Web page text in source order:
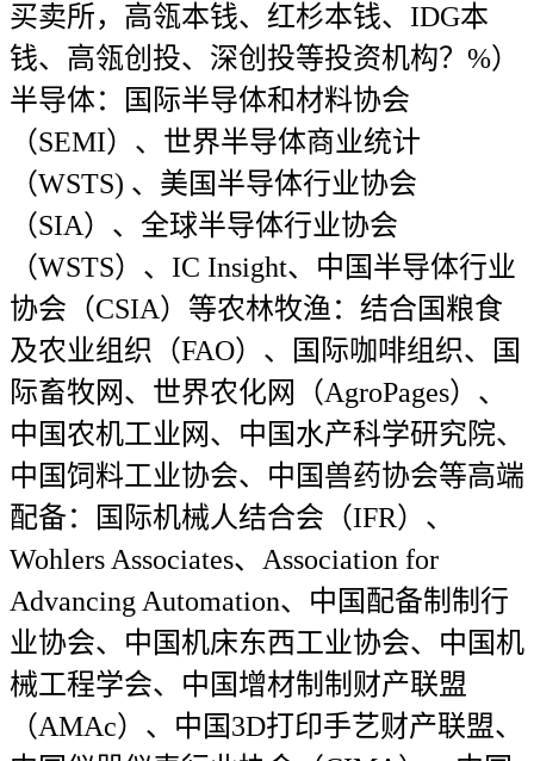
买卖所，高瓴本钱、红杉本钱、IDG本
钱、高瓴创投、深创投等投资机构？%）
半导体：国际半导体和材料协会
（SEMI）、世界半导体商业统计
（WSTS) 、美国半导体行业协会
（SIA）、全球半导体行业协会
（WSTS）、IC Insight、中国半导体行业
协会（CSIA）等农林牧渔：结合国粮食
及农业组织（FAO）、国际咖啡组织、国
际畜牧网、世界农化网（AgroPages）、
中国农机工业网、中国水产科学研究院、
中国饲料工业协会、中国兽药协会等高端
配备：国际机械人结合会（IFR）、
Wohlers Associates、Association for
Advancing Automation、中国配备制制行
业协会、中国机床东西工业协会、中国机
械工程学会、中国增材制制财产联盟
（AMAc）、中国3D打印手艺财产联盟、